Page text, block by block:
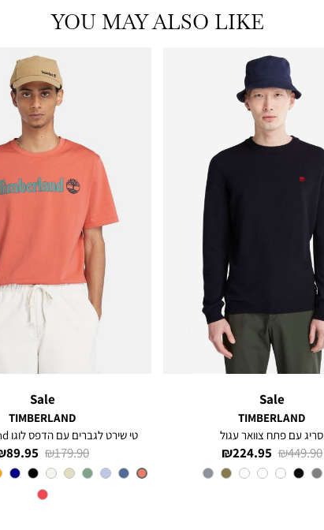
YOU MAY ALSO LIKE
Sale
TIMBERLAND
סריג עם פתח צוואר עגול
מחיר
מוצר
224.95 ₪
מחיר
רגיל
449.90 ₪
צבע
Navy
Sale
TIMBERLAND
טי שירט לגברים עם הדפס לוגו Timberland®
מחיר
מוצר
89.95 ₪
מחיר
רגיל
179.90 ₪
צבע
SIENNA-
APP